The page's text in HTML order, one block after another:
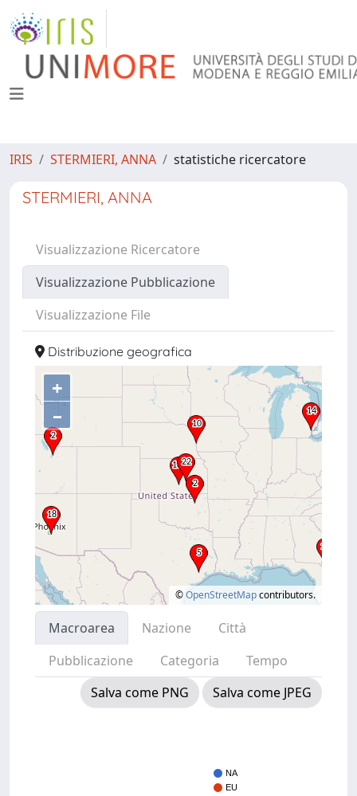
IRIS STERMIERI, ANNA statistiche ricercatore
STERMIERI, ANNA
Visualizzazione Ricercatore
Visualizzazione Pubblicazione
Visualizzazione File
Distribuzione geografica
+
–
©OpenStreetMapcontributors.
Macroarea Nazione
Città
Pubblicazione
Categoria
Tempo
Salva come PNG
Salva come JPEG
NA
EU